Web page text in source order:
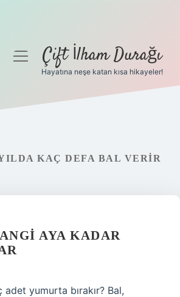
menüyüÇift İlham Durağı
Hayatına neşe katan kısa hikayeler!
KAÇ DEFA BAL VERIR
AYA KADAR
adet yumurta bırakır? Bal,